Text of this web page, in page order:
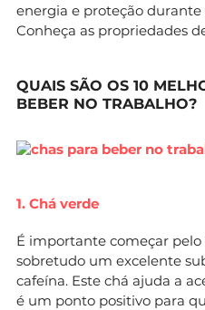
energia e proteção durante
Conheça as propriedades
QUAIS SÃO OS 10
BEBER NO TRABALHO?
1. Chá verde
É importante começar pelo
sobretudo um excelente
cafeína. Este chá ajuda a
é um ponto positivo para